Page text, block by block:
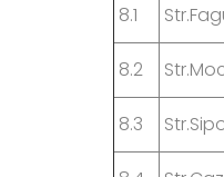
8.1
8.2
8.3